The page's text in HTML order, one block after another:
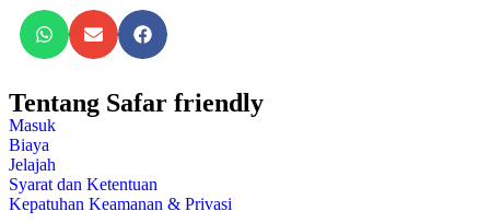
Tentang Safar friendly
Masuk
Biaya
Jelajah
Syarat dan Ketentuan
Kepatuhan Keamanan & Privasi